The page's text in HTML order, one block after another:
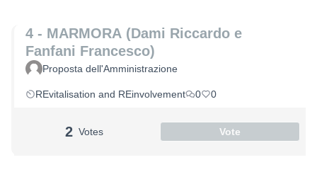
4 - MARMORA (Dami Riccardo e
Fanfani Francesco)
Proposta dell'Amministrazione
REvitalisation and REinvolvement 0 0
2 Votes Vote